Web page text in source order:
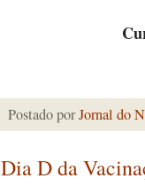
Postado porJornal do
Dia D da